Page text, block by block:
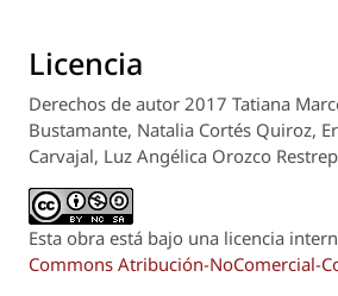
Licencia
Derechos de autor 2017 Tatiana
Bustamante, Natalia Cortés Quiroz,
Carvajal, Luz Angélica Orozco
Esta obra está bajo una licencia
Commons Atribución-NoComercial-